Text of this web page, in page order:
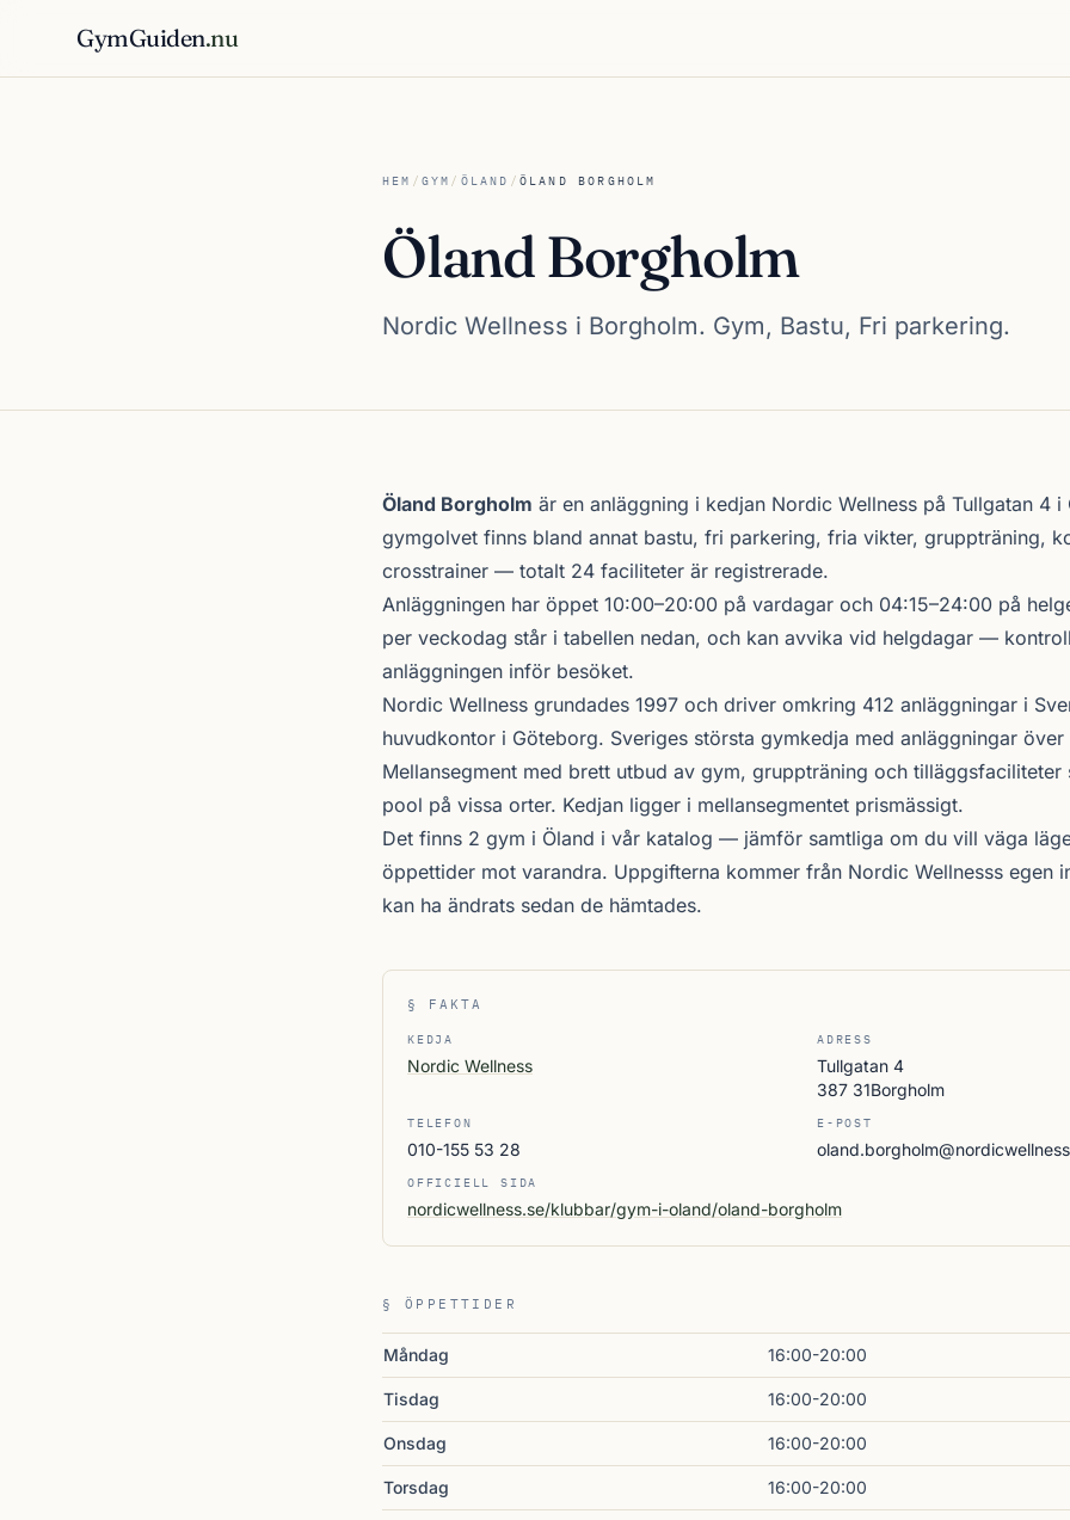
GymGuiden.nu
HEM / GYM / ÖLAND / ÖLAND BORGHOLM
Öland Borgholm
Nordic Wellness i Borgholm. Gym, Bastu, Fri parkering.
Om Öland Borgholm
Öland Borgholm är en anläggning i kedjan Nordic Wellness på Tullgatan 4 i
gymgolvet finns bland annat bastu, fri parkering, fria vikter, gruppträning,
crosstrainer — totalt 24 faciliteter är registrerade.
Anläggningen har öppet 10:00–20:00 på vardagar och 04:15–24:00 på
per veckodag står i tabellen nedan, och kan avvika vid helgdagar —
anläggningen inför besöket.
Nordic Wellness grundades 1997 och driver omkring 412 anläggningar i
huvudkontor i Göteborg. Sveriges största gymkedja med anläggningar över
Mellansegment med brett utbud av gym, gruppträning och tilläggsfaciliteter
pool på vissa orter. Kedjan ligger i mellansegmentet prismässigt.
Det finns 2 gym i Öland i vår katalog — jämför samtliga om du vill väga
öppettider mot varandra. Uppgifterna kommer från Nordic Wellnesss egen
kan ha ändrats sedan de hämtades.
§ FAKTA
KEDJA
Nordic Wellness
ADRESS
Tullgatan 4
387 31Borgholm
TELEFON
010-155 53 28
E-POST
OFFICIELL SIDA
nordicwellness.se/klubbar/gym-i-oland/oland-borgholm
§ ÖPPETTIDER
Måndag 16:00-20:00
Tisdag 16:00-20:00
Onsdag 16:00-20:00
Torsdag 16:00-20:00